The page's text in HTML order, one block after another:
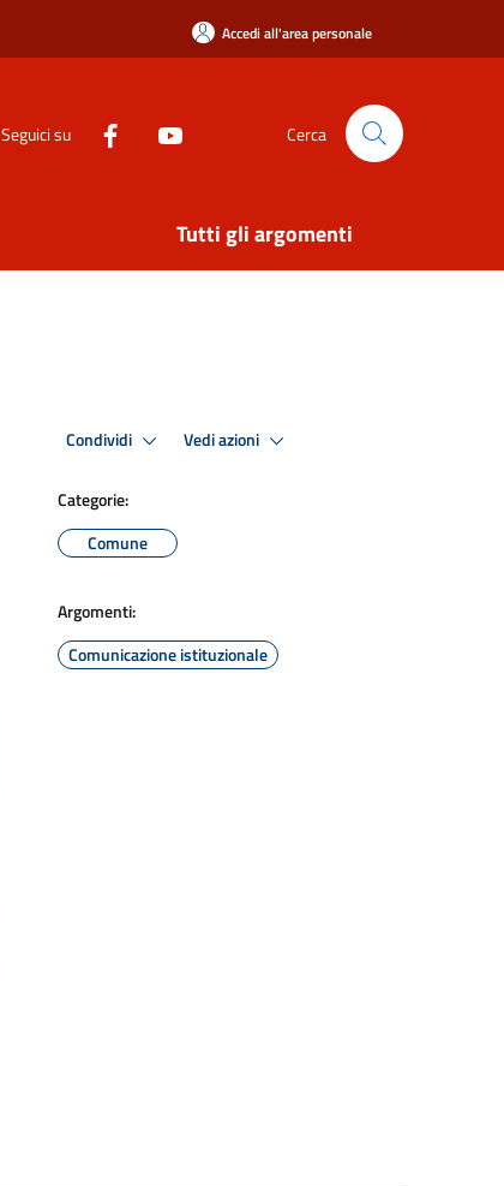
Accedi all'area personale
Seguici su Cerca
Tutti gli argomenti
Condividi Vedi azioni
Categorie:
Comune
Argomenti:
Comunicazione istituzionale